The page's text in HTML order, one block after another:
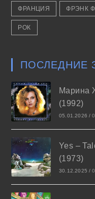
ФРАНЦИЯ ФРЭНК
РОК
ПОСЛЕДНИЕ
Марина
(1992)
05.01.2026 /
Yes –
(1973)
30.12.2025 /